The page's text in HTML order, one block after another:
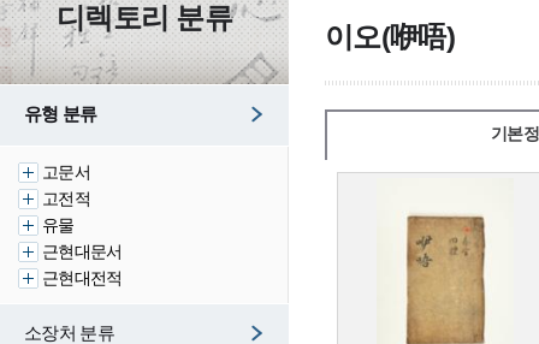
디렉토리 분류
유형 분류
고문서
고전적
유물
근현대문서
근현대전적
소장처 분류
이오(咿唔)
기본